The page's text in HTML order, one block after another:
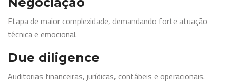
Etapa de maior complexidade, demandando forte atuação
técnica e emocional.
Due diligence
Auditorias financeiras, jurídicas, contábeis e operacionais.